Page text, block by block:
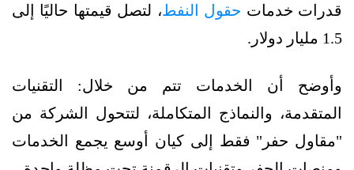
قدرات خدمات حقول النفط، لتصل قيمتها حاليًا إلى
1.5 مليار دولار.
وأوضح أن الخدمات تتم من خلال: التقنيات
المتقدمة، والنماذج المتكاملة، لتتحول الشركة من
"مقاول حفر" فقط إلى كيان أوسع يجمع الخدمات